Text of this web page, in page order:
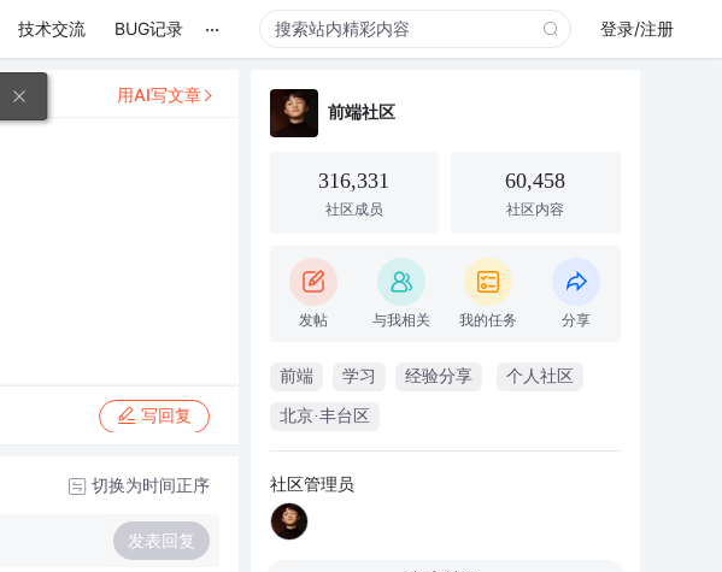
技术交流 BUG记录 ... 登录/注册
写回复
用AI写文章
切换为时间正序
发表回复
前端社区
316,331
社区成员
60,458
社区内容
发帖 与我相关 我的任务 分享
前端 学习 经验分享 个人社区
北京·丰台区
社区管理员